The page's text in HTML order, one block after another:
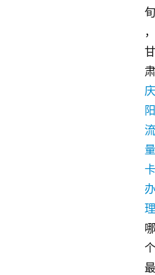
旬
，
甘
肃
庆
阳
流
量
卡
办
理
哪
个
最